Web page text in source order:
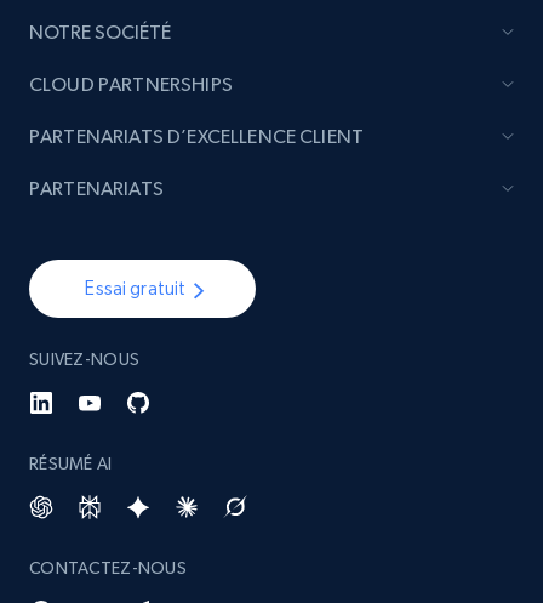
NOTRE SOCIÉTÉ
Essai gratuit
SUIVEZ-NOUS
RÉSUMÉ AI
CONTACTEZ-NOUS
CLOUD PARTNERSHIPS
PARTENARIATS D’EXCELLENCE CLIENT
PARTENARIATS